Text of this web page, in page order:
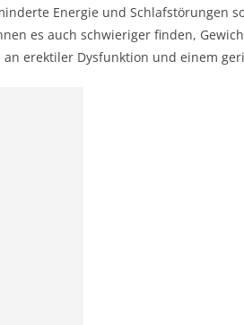
Energie und Schlafstörungen
es auch schwieriger finden,
erektiler Dysfunktion und einem